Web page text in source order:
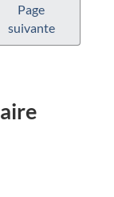
Page
suivante